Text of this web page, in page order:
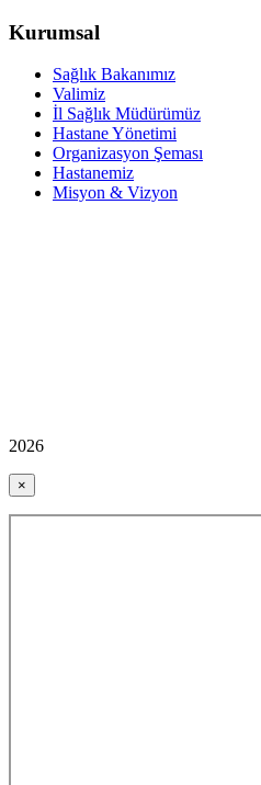
Kurumsal
Sağlık Bakanımız
Valimiz
İl Sağlık Müdürümüz
Hastane Yönetimi
Organizasyon Şeması
Hastanemiz
Misyon & Vizyon
2026
×